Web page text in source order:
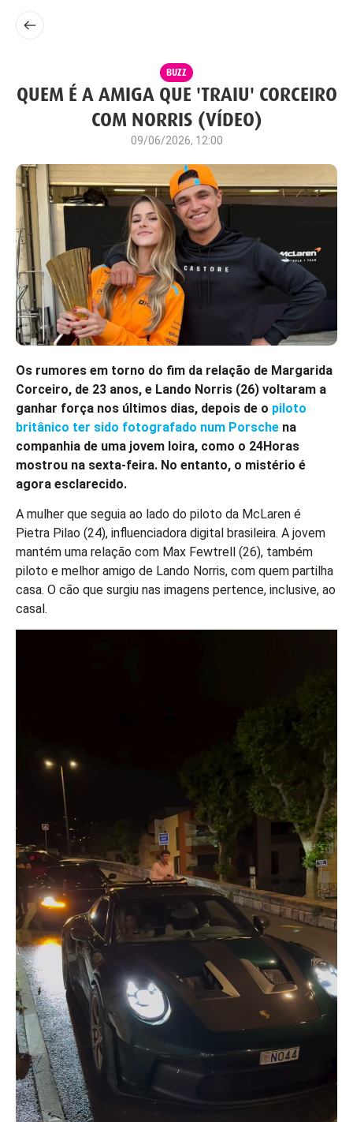
BUZZ
QUEM É A AMIGA QUE 'TRAIU' CORCEIRO
COM NORRIS (VÍDEO)
09/06/2026, 12:00
Os rumores em torno do fim da relação de Margarida
Corceiro, de 23 anos, e Lando Norris (26) voltaram a
ganhar força nos últimos dias, depois de o piloto
britânico ter sido fotografado num Porsche na
companhia de uma jovem loira, como o 24Horas
mostrou na sexta-feira. No entanto, o mistério é
agora esclarecido.
A mulher que seguia ao lado do piloto da McLaren é
Pietra Pilao (24), influenciadora digital brasileira. A jovem
mantém uma relação com Max Fewtrell (26), também
piloto e melhor amigo de Lando Norris, com quem partilha
casa. O cão que surgiu nas imagens pertence, inclusive, ao
casal.